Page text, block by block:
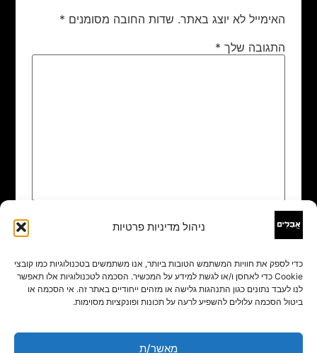
ניהול מדיניות פרטיות
כדי לספק את חוויות המשתמש הטובות ביותר, אנו משתמשים בטכנולוגיות כמו קובצי
Cookie כדי לאחסן ו/או לגשת למידע על המכשיר. הסכמה לטכנולוגיות אלו תאפשר
לנו לעבד נתונים כגון התנהגות גלישה או מזהים ייחודיים באתר זה. אי הסכמה או
ביטול הסכמה עלולים להשפיע לרעה על תכונות ופונקציות מסוימות.
מאשר/ת
האימייל לא יוצג באתר. שדות החובה מסומנים *
התגובה שלך *
שם
אימייל*